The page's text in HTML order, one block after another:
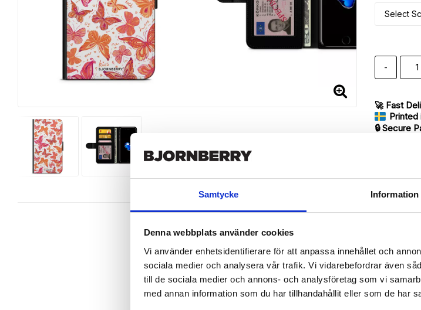
Samtycke Information
Denna webbplats använder cookies
Vi använder enhetsidentifierare för att anpassa innehållet och
sociala medier och analysera vår trafik. Vi vidarebefordrar även
till de sociala medier och annons- och analysföretag som vi
med annan information som du har tillhandahållit eller som de har
-
🚀 Fast
Printed
🔒 Secure
Article no.:
Wallet case from Bjornberry for your iPhone 7 with unique print. Which
Product details:
Customized front and black leather back.